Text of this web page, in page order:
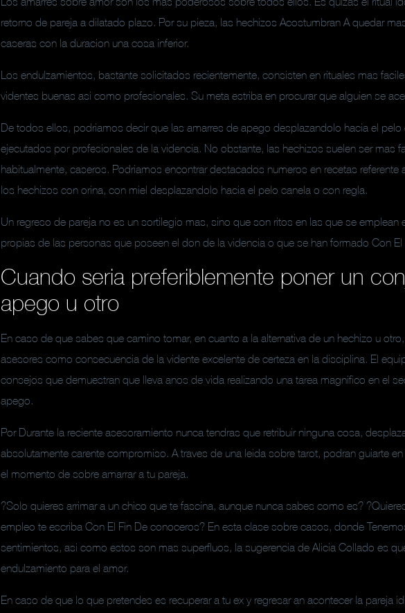
retorno de pareja a dilatado plazo. Por su pieza, las hechizos Acostumbran A quedar
caseras con la duracion una cosa inferior.
Los endulzamientos, bastante solicitados recientemente, consisten en rituales mas
videntes buenas asi­ como profesionales. Su meta estriba en procurar que alguien se
De todos ellos, podriamos decir que las amarres de apego desplazandolo hacia el
ejecutados por profesionales de la videncia. No obstante, las hechizos suelen ser mas
habitualmente, caseros. Podri­amos encontrar destacados numeros en recetas
los hechizos con orina, con miel desplazandolo hacia el pelo canela o con regla.
Un regreso de pareja no es un sortilegio mas, sino que son ritos en las que se emplean
propias de las personas que poseen el don de la videncia o que se han formado Con El
Cuando seri­a preferiblemente poner un
apego u otro
En caso de que sabes que camino tomar, en cuanto a la alternativa de un hechizo u
asesores como consecuencia de la vidente excelente de certeza en la disciplina. El
consejos que demuestran que lleva anos de vida realizando una tarea magnifico en el
apego.
Por Durante la reciente asesoramiento nunca tendras que retribuir ninguna cosa,
absolutamente carente compromiso. A traves de una leida sobre tarot, podran guiarte
el momento de sobre amarrar a tu pareja.
?Solo quieres arrimar a un chico que te fascina, aunque nunca sabes como es?
empleo te escriba Con El Fin De conoceros? En esta clase sobre casos, donde
sentimientos, asi­ como estos son mas superfluos, la sugerencia de Alicia Collado es
endulzamiento para el amor.
En caso de que lo que pretendes es recuperar a tu ex y regresar an acontecer la pareja